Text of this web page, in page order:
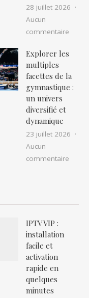
28 juillet 2026
Aucun
commentaire
guêpes ou frelons à
Explorer les
multiples
facettes de la
gymnastique :
un univers
diversifié et
dynamique
23 juillet 2026
Aucun
commentaire
IPTV VIP :
installation
facile et
activation
rapide en
quelques
minutes